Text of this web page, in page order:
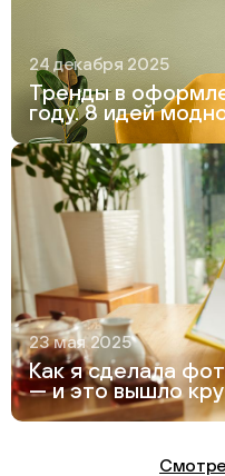
24 декабря 2025
Тренды в
году. 8 идей
23 мая 2025
Как я сделала
— и это вышло